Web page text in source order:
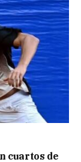
cuartos de